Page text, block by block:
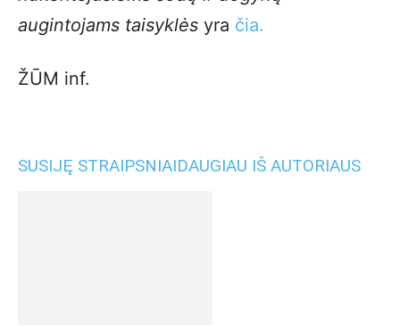
augintojams taisyklės yra čia.
ŽŪM inf.
SUSIJĘ STRAIPSNIAIDAUGIAU IŠ AUTORIAUS